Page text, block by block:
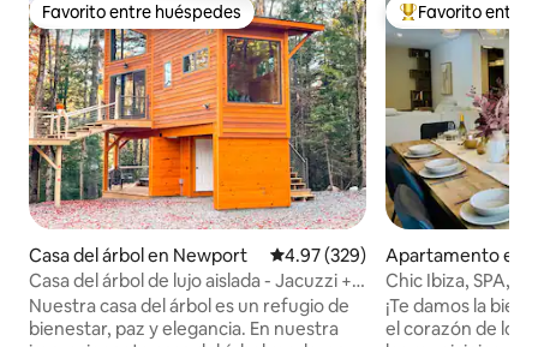
Favorito entre huéspedes
Favorito entre huéspedes
Casa del árbol en Newport Calificación promedio: 4.97 de
4.97 (329)
Casa del árbol de lujo aislada - Jacuzzi +
proyector
Nuestra casa del árbol es un refugio de
bienestar, paz y elegancia. En nuestra
Favorito entre
Favorito entre
Apartamento en
Chic Ibiza, SPA,
¡Te damos la
el corazón de los